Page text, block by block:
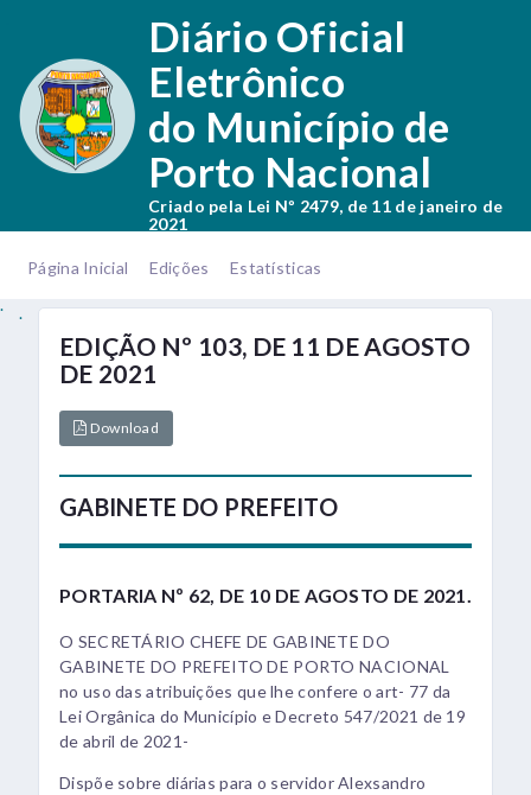
Diário Oficial
Eletrônico
do Município de
Porto Nacional
Criado pela Lei Nº 2479, de 11 de janeiro de
2021
Página Inicial
Edições
Estatísticas
.
.
EDIÇÃO Nº 103, DE 11 DE AGOSTO
DE 2021
Download
GABINETE DO PREFEITO
PORTARIA Nº 62, DE 10 DE AGOSTO DE 2021.
O SECRETÁRIO CHEFE DE GABINETE DO
GABINETE DO PREFEITO DE PORTO NACIONAL
no uso das atribuições que lhe confere o art- 77 da
Lei Orgânica do Município e Decreto 547/2021 de 19
de abril de 2021-
Dispõe sobre diárias para o servidor Alexsandro